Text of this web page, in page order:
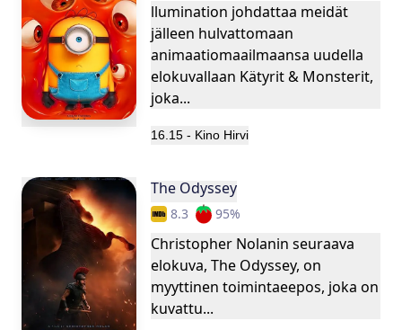
llumination johdattaa meidät
jälleen hulvattomaan
animaatiomaailmaansa uudella
elokuvallaan Kätyrit & Monsterit,
joka...
16.15 - Kino Hirvi
The Odyssey
8.3 95%
Christopher Nolanin seuraava
elokuva, The Odyssey, on
myyttinen toimintaeepos, joka on
kuvattu...